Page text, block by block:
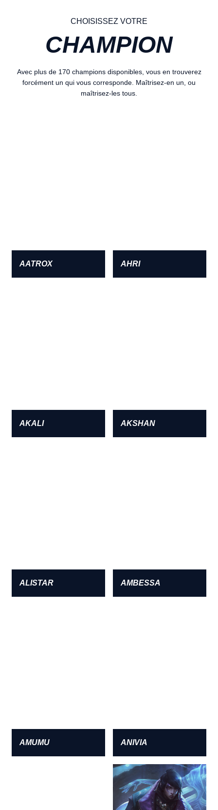
CHOISISSEZ VOTRE
CHAMPION
Avec plus de 170 champions disponibles, vous en trouverez
forcément un qui vous corresponde. Maîtrisez-en un, ou
maîtrisez-les tous.
AATROX AHRI
AKALI AKSHAN
ALISTAR AMBESSA
AMUMU ANIVIA